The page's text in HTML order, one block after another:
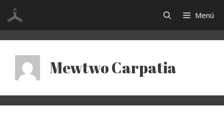
Saltar
contenido
Menú
Mewtwo Carpatia